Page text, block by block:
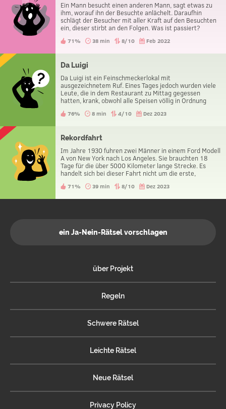
Ein Mann besucht einen anderen Mann, sagt etwas zu
ihm, worauf ihn der Besuchte anlächelt. Daraufhin
schlägt der Besucher mit aller Kraft auf den Besuchten
ein, dieser stirbt an den Folgen. Was ist passiert?
71% 38 min 8/10 Feb 2022
Da Luigi
Da Luigi ist ein Feinschmeckerlokal mit
ausgezeichnetem Ruf. Eines Tages jedoch wurden viele
Leute, die in dem Restaurant zu Mittag gegessen
hatten, krank, obwohl alle Speisen völlig in Ordnung
76% 8 min 4/10 Dez 2023
Rekordfahrt
Im Jahre 1930 fuhren zwei Männer in einem Ford Modell
A von New York nach Los Angeles. Sie brauchten 18
Tage für die über 5000 Kilometer lange Strecke. Es
handelt sich bei dieser Fahrt nicht um die erste,
Ungewöhnliches an den beiden Männern oder dem
71% 39 min 8/10 Dez 2023
ein Ja-Nein-Rätsel vorschlagen
über Projekt
Regeln
Schwere Rätsel
Leichte Rätsel
Neue Rätsel
Privacy Policy